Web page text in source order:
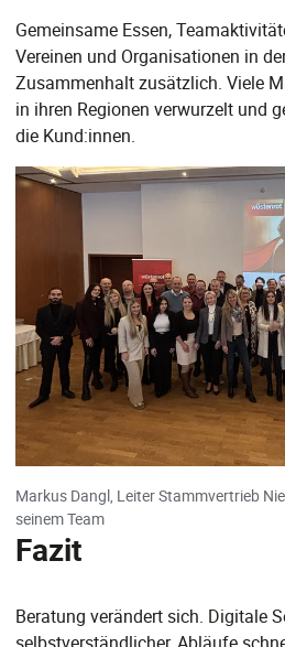
Gemeinsame Essen,
Vereinen und Organisationen in
Zusammenhalt zusätzlich. Viele
in ihren Regionen verwurzelt und
die Kund:innen.
Markus Dangl, Leiter Stammvertrieb
seinem Team
Fazit
Beratung verändert sich. Digitale